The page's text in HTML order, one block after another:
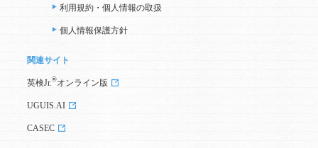
利用規約・個人情報の取扱
個人情報保護方針
関連サイト
英検Jr. ®オンライン版
UGUIS.AI
CASEC